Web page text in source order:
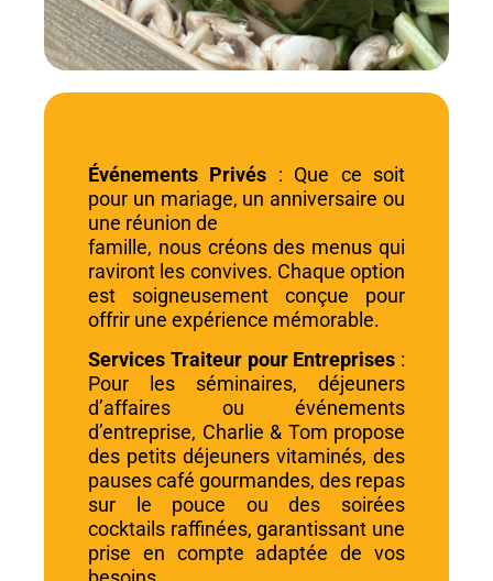
Événements Privés : Que ce soit
pour un mariage, un anniversaire ou
une réunion de
famille, nous créons des menus qui
raviront les convives. Chaque option
est soigneusement conçue pour
offrir une expérience mémorable.
Services Traiteur pour Entreprises :
Pour les séminaires, déjeuners
d’affaires ou événements
d’entreprise, Charlie & Tom propose
des petits déjeuners vitaminés, des
pauses café gourmandes, des repas
sur le pouce ou des soirées
cocktails raffinées, garantissant une
prise en compte adaptée de vos